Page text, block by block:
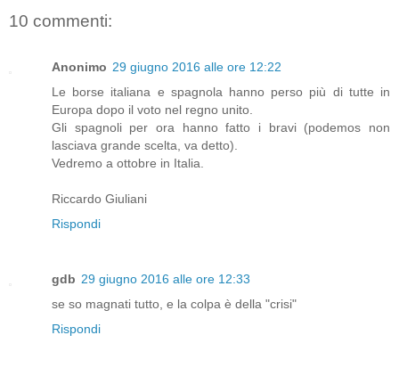
10 commenti:
Anonimo 29 giugno 2016 alle ore 12:22
Le borse italiana e spagnola hanno perso più di tutte in
Europa dopo il voto nel regno unito.
Gli spagnoli per ora hanno fatto i bravi (podemos non
lasciava grande scelta, va detto).
Vedremo a ottobre in Italia.
Riccardo Giuliani
Rispondi
gdb 29 giugno 2016 alle ore 12:33
se so magnati tutto, e la colpa è della "crisi"
Rispondi